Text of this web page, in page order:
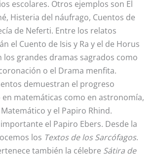
escolares. Otros ejemplos son El
Histeria del náufrago, Cuentos de
de Neferti. Entre los relatos
el Cuento de Isis y Ra y el de Horus
los grandes dramas sagrados como
o el Drama menfita.
demuestran el progreso
matemáticas como en astronomía,
y el Papiro Rhind.
el Papiro Ebers. Desde la
los Textos de los Sarcófagos.
también la célebre Sátira de